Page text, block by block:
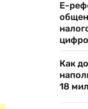
Е-
Как
18